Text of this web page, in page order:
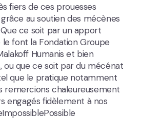
fiers de ces prouesses
au soutien des mécènes
ce soit par un apport
font la Fondation Groupe
Humanis et bien
ou que ce soit par du mécénat
que le pratique notamment
remercions chaleureusement
engagés fidèlement à nos